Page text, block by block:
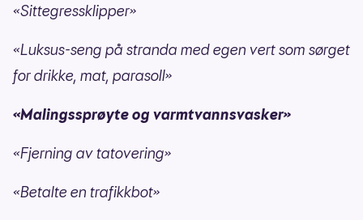
«Sittegressklipper»
«Luksus-seng på stranda med egen vert som sørget
for drikke, mat, parasoll»
«Malingssprøyte og varmtvannsvasker»
«Fjerning av tatovering»
«Betalte en trafikkbot»